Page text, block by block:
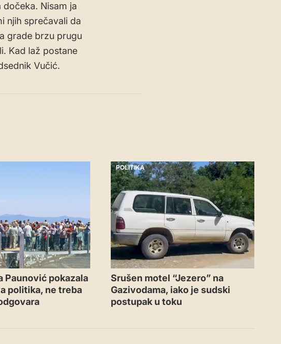
Nisam ja
njih sprečavali da
grade brzu prugu
Kad laž postane
Vučić.
Paunović pokazala
politika, ne treba
POLITIKA
Srušen motel “Jezero” na
Gazivodama, iako je sudski
postupak u toku